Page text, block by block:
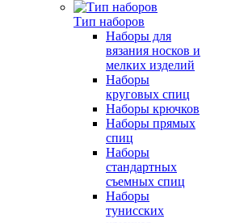
Тип наборов
Наборы для
вязания носков и
мелких изделий
Наборы
круговых спиц
Наборы крючков
Наборы прямых
спиц
Наборы
стандартных
съемных спиц
Наборы
тунисских